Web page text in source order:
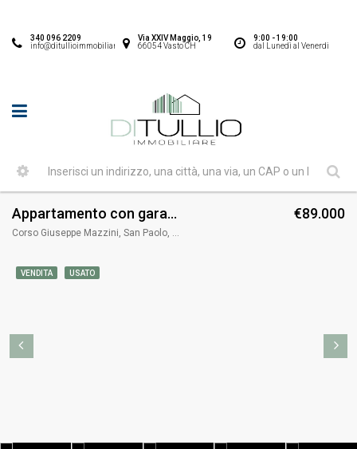
9:00 - 19:00
dal Lunedì al Venerdi
Via XXIV Maggio, 19
66054 Vasto CH
340 096 2209
info@ditullioimmobiliare.it
Appartamento con garage Via Giambattista Vico
Corso Giuseppe Mazzini, San Paolo, Vasto, Chieti, Abruzzo, 66054, Italia
€89.000
VENDITA USATO